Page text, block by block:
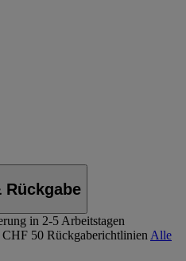
Rückgabe
in 2-5 Arbeitstagen
CHF 50 Rückgaberichtlinien Alle